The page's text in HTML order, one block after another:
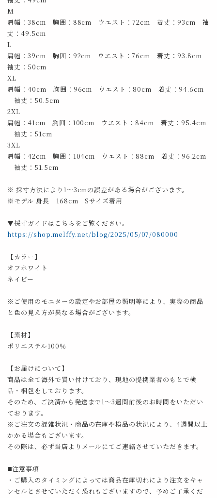
M
肩幅：38cm 胸囲：88cm ウエスト：72cm 着丈：93cm 袖
丈：49.5cm
L
肩幅：39cm 胸囲：92cm ウエスト：76cm 着丈：93.8cm
袖丈：50cm
XL
肩幅：40cm 胸囲：96cm ウエスト：80cm 着丈：94.6cm
袖丈：50.5cm
2XL
肩幅：41cm 胸囲：100cm ウエスト：84cm 着丈：95.4cm
袖丈：51cm
3XL
肩幅：42cm 胸囲：104cm ウエスト：88cm 着丈：96.2cm
袖丈：51.5cm
※ 採寸方法により1～3cmの誤差がある場合がございます。
※モデル 身長 168cm Sサイズ着用
▼採寸ガイドはこちらをご覧ください。
https://shop.melffy.net/blog/2025/05/07/080000
【カラー】
オフホワイト
ネイビー
※ご使用のモニターの設定やお部屋の照明等により、実際の商品
と色の見え方が異なる場合がございます。
【素材】
ポリエステル100％
【お届けについて】
商品は全て海外で買い付けており、現地の提携業者のもとで検
品・梱包をしております。
そのため、ご決済から発送まで1～3週間前後のお時間をいただい
ております。
※ご注文の混雑状況・商品の在庫や検品の状況により、4週間以上
かかる場合もございます。
その際は、必ず当店よりメールにてご連絡させていただきます。
◼️注意事項
・ご購入のタイミングによっては商品在庫切れにより注文をキャ
ンセルとさせていただく恐れもございますので、予めご了承くだ